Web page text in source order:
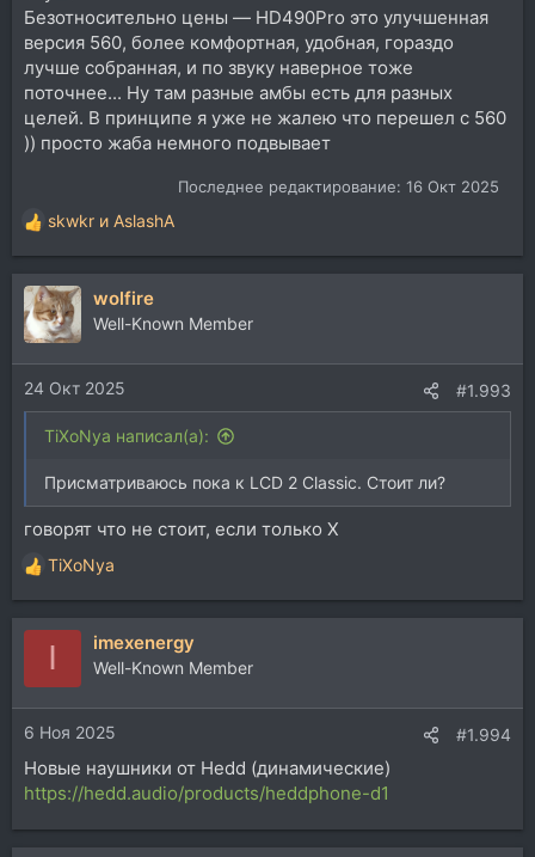
Безотносительно цены — HD490Pro это улучшенная
версия 560, более комфортная, удобная, гораздо
лучше собранная, и по звуку наверное тоже
поточнее... Ну там разные амбы есть для разных
целей. В принципе я уже не жалею что перешел с 560
)) просто жаба немного подвывает
Последнее редактирование: 16 Окт 2025
Р
е
а
к
ц
и
и
:
skwkr и AslashA
wolfire
Well-Known Member
24 Окт 2025 #1.993
TiXoNya написал(а):
Присматриваюсь пока к LCD 2 Classic. Стоит ли?
говорят что не стоит, если только Х
Р
е
а
и
и
:
TiXoNya
I imexenergy
Well-Known Member
6 Ноя 2025 #1.994
Новые наушники от Hedd (динамические)
https://hedd.audio/products/heddphone-d1